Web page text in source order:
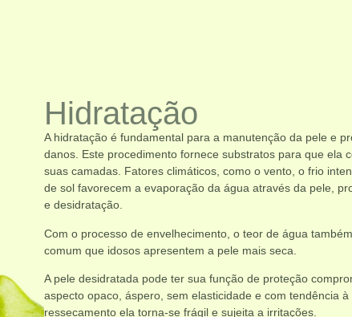
Hidratação
A hidratação é fundamental para a manutenção da pele e
danos. Este procedimento fornece substratos para que ela
suas camadas. Fatores climáticos, como o vento, o frio
de sol favorecem a evaporação da água através da pele,
e desidratação.
Com o processo de envelhecimento, o teor de água
comum que idosos apresentem a pele mais seca.
A pele desidratada pode ter sua função de proteção
aspecto opaco, áspero, sem elasticidade e com tendência
ressecamento ela torna-se frágil e sujeita a irritações.